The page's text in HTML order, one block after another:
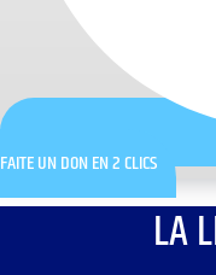
FAITE UN DON EN 2 CLICS
LA